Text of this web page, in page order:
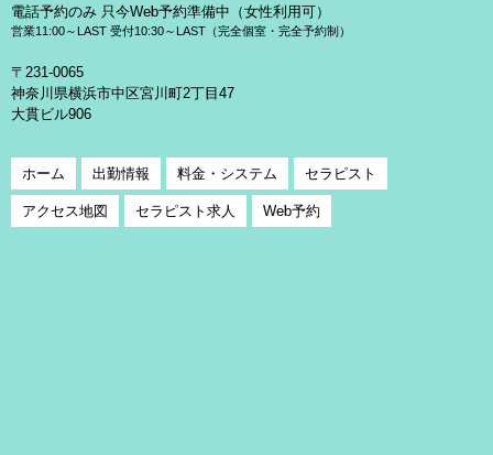
電話予約のみ 只今Web予約準備中（女性利用可）
営業11:00～LAST 受付10:30～LAST（完全個室・完全予約制）
〒231-0065
神奈川県横浜市中区宮川町2丁目47
大貫ビル906
ホーム 出勤情報 料金・システム セラピスト
アクセス地図 セラピスト求人 Web予約